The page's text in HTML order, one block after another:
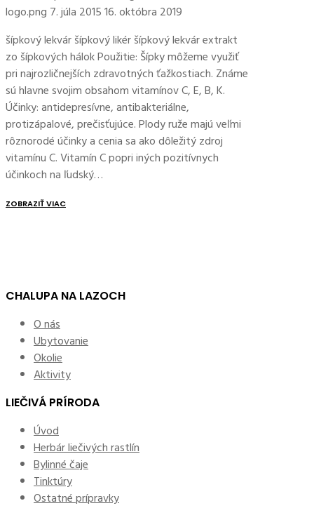
logo.png 7. júla 201516. októbra 2019
šípkový lekvár šípkový likér šípkový lekvár extrakt
zo šípkových hálok Použitie: Šípky môžeme využiť
pri najrozličnejších zdravotných ťažkostiach. Známe
sú hlavne svojim obsahom vitamínov C, E, B, K.
Účinky: antidepresívne, antibakteriálne,
protizápalové, prečisťujúce. Plody ruže majú veľmi
rôznorodé účinky a cenia sa ako dôležitý zdroj
vitamínu C. Vitamín C popri iných pozitívnych
účinkoch na ľudský…
ZOBRAZIŤ VIAC
CHALUPA NA LAZOCH
O nás
Ubytovanie
Okolie
Aktivity
LIEČIVÁ PRÍRODA
Úvod
Herbár liečivých rastlín
Bylinné čaje
Tinktúry
Ostatné prípravky